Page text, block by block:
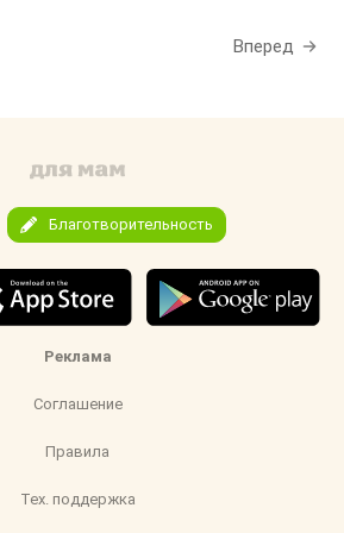
Вперед
Благотворительность
Реклама
Соглашение
Правила
Тех. поддержка